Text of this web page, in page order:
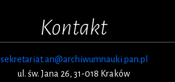
Kontakt
sekretariat.an@archiwumnauki.pan.pl
ul. św. Jana 26, 31-018 Kraków